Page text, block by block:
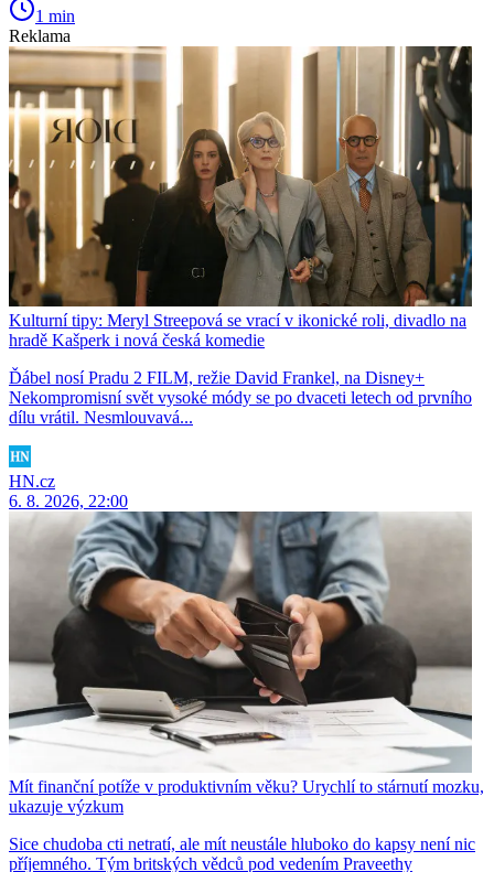
1 min
Reklama
Kulturní tipy: Meryl Streepová se vrací v ikonické roli, divadlo na
hradě Kašperk i nová česká komedie
Ďábel nosí Pradu 2 FILM, režie David Frankel, na Disney+
Nekompromisní svět vysoké módy se po dvaceti letech od prvního
dílu vrátil. Nesmlouvavá...
HN.cz
6. 8. 2026, 22:00
Mít finanční potíže v produktivním věku? Urychlí to stárnutí mozku,
ukazuje výzkum
Sice chudoba cti netratí, ale mít neustále hluboko do kapsy není nic
příjemného. Tým britských vědců pod vedením Praveethy